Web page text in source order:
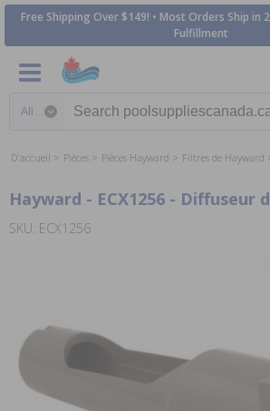
Free Shipping Over $149! • Most Orders Ship in
Fulfillment
D'accueil Pièces Pièces Hayward Filtres de Hayward
Hayward - ECX1256 - Diffuseur
SKU: ECX1256